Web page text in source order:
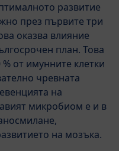
развитие
през първите три
оказва влияние
план. Това
от имунните клетки
чревната
на
микробиом е и в
на мозъка.